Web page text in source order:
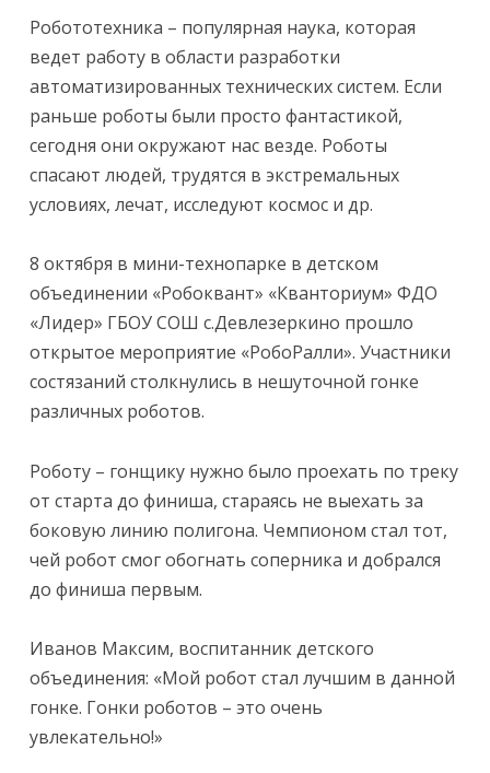
Робототехника – популярная наука, которая
ведет работу в области разработки
автоматизированных технических систем. Если
раньше роботы были просто фантастикой,
сегодня они окружают нас везде. Роботы
спасают людей, трудятся в экстремальных
условиях, лечат, исследуют космос и др.
8 октября в мини-технопарке в детском
объединении «Робоквант» «Кванториум» ФДО
«Лидер» ГБОУ СОШ с.Девлезеркино прошло
открытое мероприятие «РобоРалли». Участники
состязаний столкнулись в нешуточной гонке
различных роботов.
Роботу – гонщику нужно было проехать по треку
от старта до финиша, стараясь не выехать за
боковую линию полигона. Чемпионом стал тот,
чей робот смог обогнать соперника и добрался
до финиша первым.
Иванов Максим, воспитанник детского
объединения: «Мой робот стал лучшим в данной
гонке. Гонки роботов – это очень
увлекательно!»